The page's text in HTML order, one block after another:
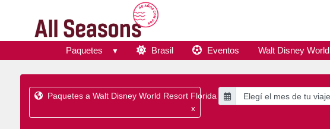
Paquetes Brasil Eventos Walt Disney World
Paquetes a Walt Disney World Resort Florida
x